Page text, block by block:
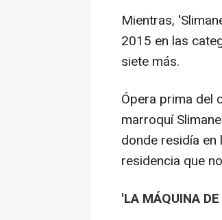
Mientras,
2015 en las
siete más.
Ópera prima del
marroquí
donde residía
residencia que
'LA MÁQUINA